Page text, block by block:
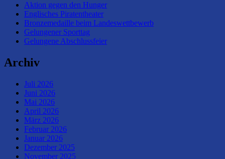
Aktion gegen den Hunger
Englisches Piratentheater
Bronzemedaille beim Landeswettbewerb
Gelungener Sporttag
Gelungene Abschlussfeier
Archiv
Juli 2026
Juni 2026
Mai 2026
April 2026
März 2026
Februar 2026
Januar 2026
Dezember 2025
November 2025